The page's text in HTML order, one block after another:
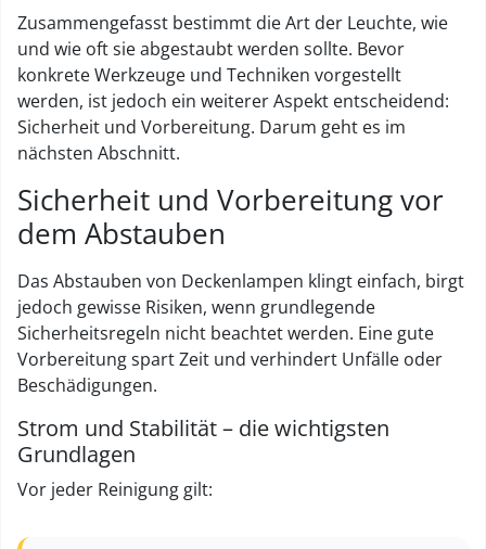
Zusammengefasst bestimmt die Art der Leuchte, wie
und wie oft sie abgestaubt werden sollte. Bevor
konkrete Werkzeuge und Techniken vorgestellt
werden, ist jedoch ein weiterer Aspekt entscheidend:
Sicherheit und Vorbereitung. Darum geht es im
nächsten Abschnitt.
Sicherheit und Vorbereitung vor
dem Abstauben
Das Abstauben von Deckenlampen klingt einfach, birgt
jedoch gewisse Risiken, wenn grundlegende
Sicherheitsregeln nicht beachtet werden. Eine gute
Vorbereitung spart Zeit und verhindert Unfälle oder
Beschädigungen.
Strom und Stabilität – die wichtigsten
Grundlagen
Vor jeder Reinigung gilt: